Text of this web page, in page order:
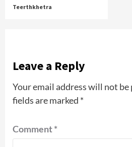
Teerthkhetra
Leave a Reply
Your email address will not be
fields are marked *
Comment*